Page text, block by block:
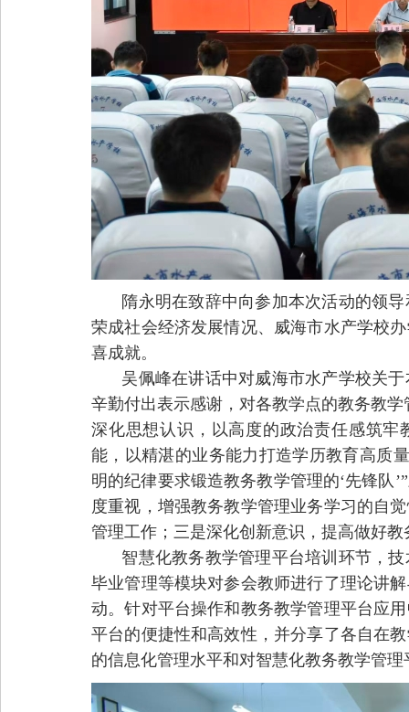
隋永明在致辞中向参加本次活动的领
荣成社会经济发展情况、威海市水产学校
喜成就。
吴佩峰在讲话中对威海市水产学校关于
辛勤付出表示感谢，对各教学点的教务教
深化思想认识，以高度的政治责任感筑牢
能，以精湛的业务能力打造学历教育高质
明的纪律要求锻造教务教学管理的‘先锋队
度重视，增强教务教学管理业务学习的自
管理工作；三是深化创新意识，提高做好
智慧化教务教学管理平台培训环节，技
毕业管理等模块对参会教师进行了理论讲
动。针对平台操作和教务教学管理平台应
平台的便捷性和高效性，并分享了各自在
的信息化管理水平和对智慧化教务教学管理